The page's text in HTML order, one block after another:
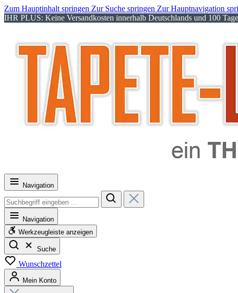
Zum Hauptinhalt springen Zur Suche springen Zur Hauptnavigation
IHR PLUS: Keine Versandkosten innerhalb Deutschlands und 100
Navigation
Navigation
Werkzeugleiste anzeigen
Suche
Wunschzettel
Mein Konto